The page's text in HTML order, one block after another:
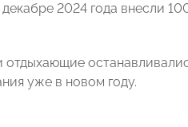
2024 года внесли
уже в новом году.